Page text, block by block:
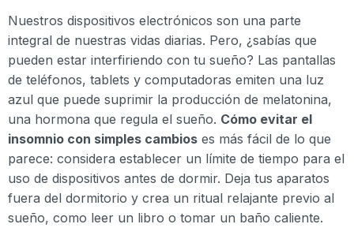
Nuestros dispositivos electrónicos son una parte
integral de nuestras vidas diarias. Pero, ¿sabías que
pueden estar interfiriendo con tu sueño? Las pantallas
de teléfonos, tablets y computadoras emiten una luz
azul que puede suprimir la producción de melatonina,
una hormona que regula el sueño. Cómo evitar el
insomnio con simples cambios es más fácil de lo que
parece: considera establecer un límite de tiempo para el
uso de dispositivos antes de dormir. Deja tus aparatos
fuera del dormitorio y crea un ritual relajante previo al
sueño, como leer un libro o tomar un baño caliente.